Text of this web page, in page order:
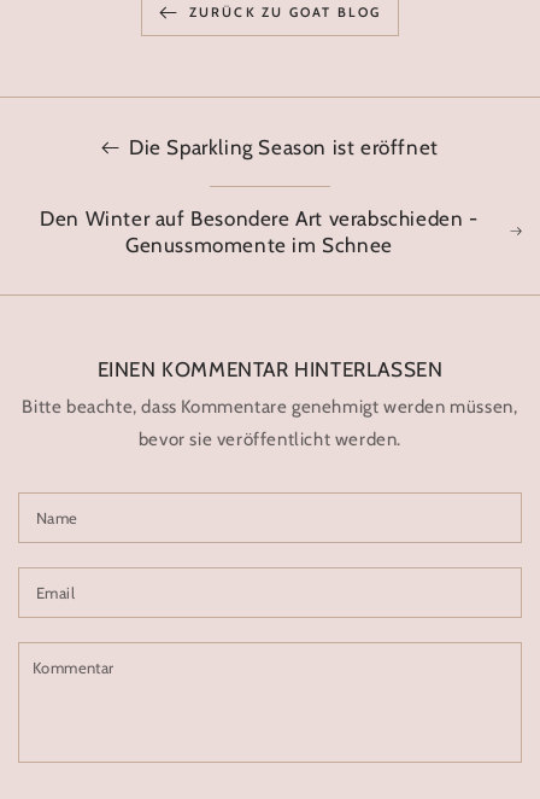
ZURÜCK ZU GOAT BLOG
Die Sparkling Season ist eröffnet
Den Winter auf Besondere Art verabschieden -
Genussmomente im Schnee
EINEN KOMMENTAR HINTERLASSEN
Bitte beachte, dass Kommentare genehmigt werden müssen,
bevor sie veröffentlicht werden.